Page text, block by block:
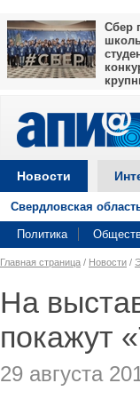
Сбер
Новости
Свердловская
Политика
Главная страница / Новости /
На
покажут
29 августа